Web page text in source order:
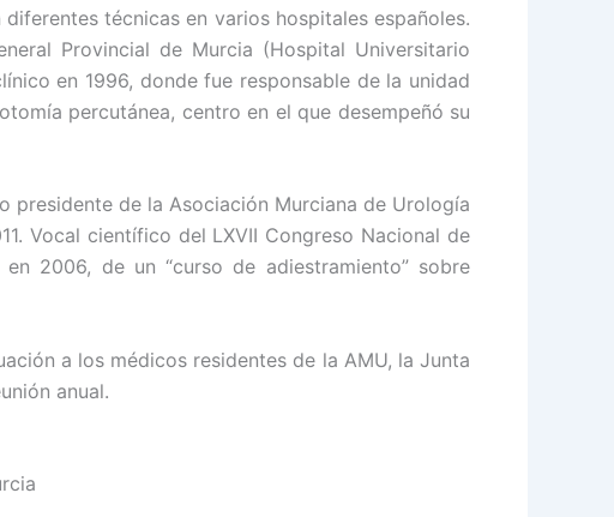
técnicas en varios hospitales españoles.
Provincial de Murcia (Hospital Universitario
en 1996, donde fue responsable de la unidad
percutánea, centro en el que desempeñó su
presidente de la Asociación Murciana de Urología
Vocal científico del LXVII Congreso Nacional de
2006, de un “curso de adiestramiento” sobre
a los médicos residentes de la AMU, la Junta
anual.